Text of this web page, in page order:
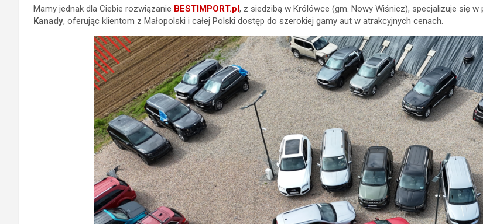
Mamy jednak dla Ciebie rozwiązanie BESTIMPORT.pl, z siedzibą w Królówce (gm. Nowy Wiśnicz), specjalizuje się
Kanady, oferując klientom z Małopolski i całej Polski dostęp do szerokiej gamy aut w atrakcyjnych cenach.